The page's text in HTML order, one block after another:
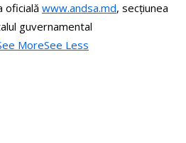
oficială www.andsa.md, secțiunea
guvernamental
MoreSee Less